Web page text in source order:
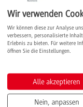
Wir verwenden
Wir können diese zur Analyse
verbessern, personalisierte
Erlebnis zu bieten. Für weitere
öffnen Sie die Einstellungen.
Alle akzeptieren
Nein, anpassen